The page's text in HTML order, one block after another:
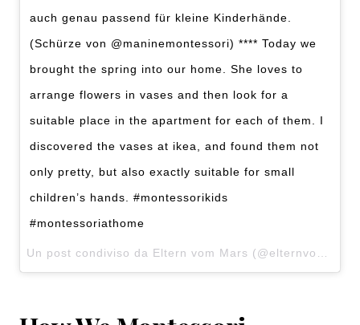
auch genau passend für kleine Kinderhände.
(Schürze von @maninemontessori) **** Today we
brought the spring into our home. She loves to
arrange flowers in vases and then look for a
suitable place in the apartment for each of them. I
discovered the vases at ikea, and found them not
only pretty, but also exactly suitable for small
children’s hands. #montessorikids
#montessoriathome